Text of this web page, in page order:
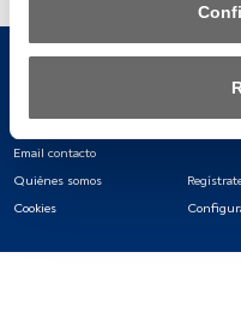
la izquierda de la página
saber más, consulta
datos para
activamente las
identificación.
Email contacto
Quiénes somos
Cookies